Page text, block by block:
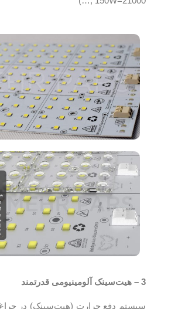
3 – هیت‌سینک آلومینیومی قدرتمند
سیستم دفع حرارت (هیت‌سینک) در